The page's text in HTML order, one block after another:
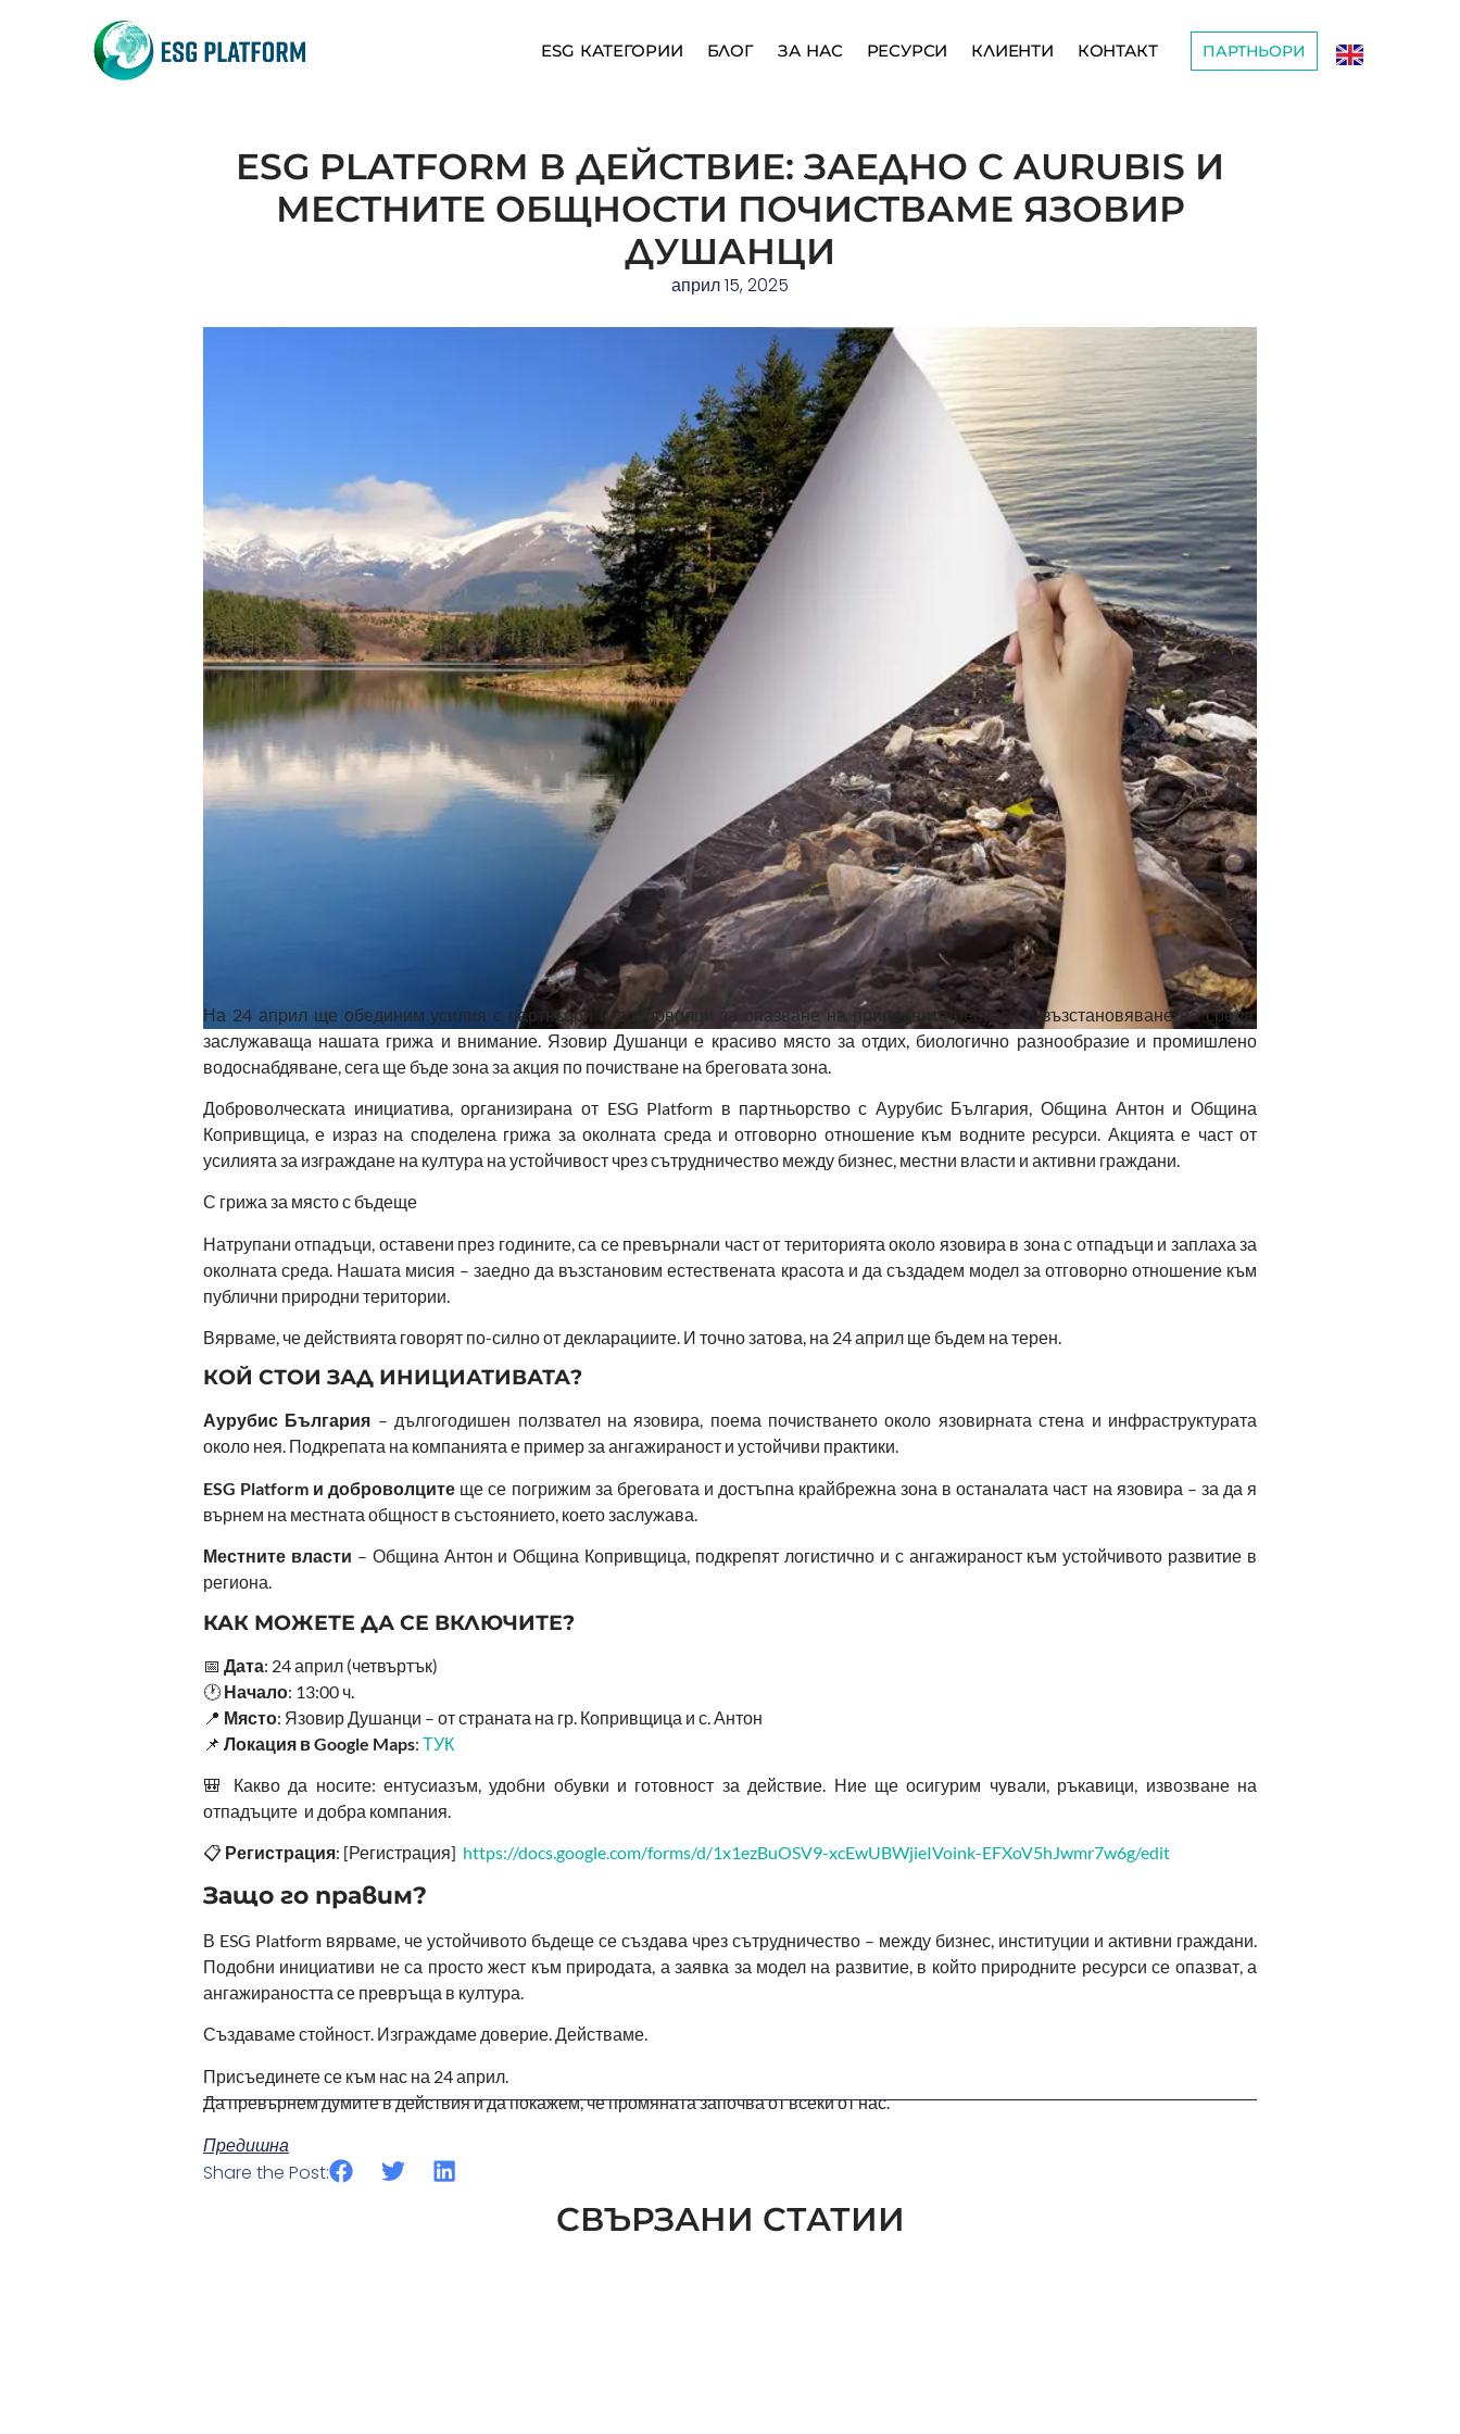
ESG КАТЕГОРИИ БЛОГ ЗА НАС РЕСУРСИ КЛИЕНТИ КОНТАКТ ПАРТНЬОРИ
ESG PLATFORM В ДЕЙСТВИЕ: ЗАЕДНО С AURUBIS И
МЕСТНИТЕ ОБЩНОСТИ ПОЧИСТВАМЕ ЯЗОВИР
ДУШАНЦИ
април 15, 2025
На 24 април ще обединим усилия с партньори и доброволци за опазване на природните ресурси и възстановяване на среда,
заслужаващa нашата грижа и внимание. Язовир Душанци е красиво място за отдих, биологично разнообразие и промишлено
водоснабдяване, сега ще бъде зона за акция по почистване на бреговата зона.
Доброволческата инициатива, организирана от ESG Platform в партньорство с Аурубис България, Община Антон и Община
Копривщица, е израз на споделена грижа за околната среда и отговорно отношение към водните ресурси. Акцията е част от
усилията за изграждане на култура на устойчивост чрез сътрудничество между бизнес, местни власти и активни граждани.
С грижа за място с бъдеще
Натрупани отпадъци, оставени през годините, са се превърнали част от територията около язовира в зона с отпадъци и заплаха за
околната среда. Нашата мисия – заедно да възстановим естествената красота и да създадем модел за отговорно отношение към
публични природни територии.
Вярваме, че действията говорят по-силно от декларациите. И точно затова, на 24 април ще бъдем на терен.
КОЙ СТОИ ЗАД ИНИЦИАТИВАТА?
Аурубис България – дългогодишен ползвател на язовира, поема почистването около язовирната стена и инфраструктурата
около нея. Подкрепата на компанията е пример за ангажираност и устойчиви практики.
ESG Platform и доброволците ще се погрижим за бреговата и достъпна крайбрежна зона в останалата част на язовира – за да я
върнем на местната общност в състоянието, което заслужава.
Местните власти – Община Антон и Община Копривщица, подкрепят логистично и с ангажираност към устойчивото развитие в
региона.
КАК МОЖЕТЕ ДА СЕ ВКЛЮЧИТЕ?
📅 Дата: 24 април (четвъртък)
🕐 Начало: 13:00 ч.
📍 Място: Язовир Душанци – от страната на гр. Копривщица и с. Антон
📌 Локация в Google Maps: ТУК
🎒 Какво да носите: ентусиазъм, удобни обувки и готовност за действие. Ние ще осигурим чували, ръкавици, извозване на
отпадъците и добра компания.
📋 Регистрация: [Регистрация] https://docs.google.com/forms/d/1x1ezBuOSV9-xcEwUBWjieIVoink-EFXoV5hJwmr7w6g/edit
Защо го правим?
В ESG Platform вярваме, че устойчивото бъдеще се създава чрез сътрудничество – между бизнес, институции и активни граждани.
Подобни инициативи не са просто жест към природата, а заявка за модел на развитие, в който природните ресурси се опазват, а
ангажираността се превръща в култура.
Създаваме стойност. Изграждаме доверие. Действаме.
Присъединете се към нас на 24 април.
Да превърнем думите в действия и да покажем, че промяната започва от всеки от нас.
Предишна
Share the Post:
СВЪРЗАНИ СТАТИИ